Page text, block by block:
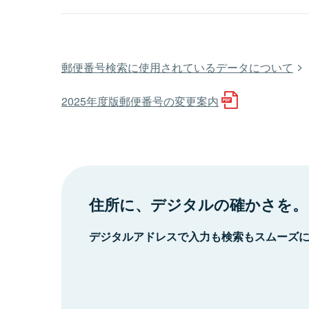
郵便番号検索に使用されているデータについて
2025年度版郵便番号の変更案内
住所に、デジタルの確かさを。
デジタルアドレスで入力も検索もスムーズ